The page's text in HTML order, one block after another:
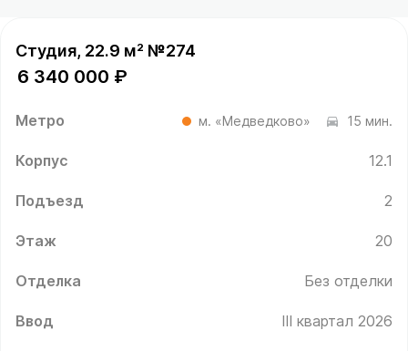
Студия, 22.9 м² №274
6 340 000 ₽
Метро м. «Медведково» 15 мин.
Корпус 12.1
Подъезд 2
Этаж 20
Отделка Без отделки
Ввод III квартал 2026